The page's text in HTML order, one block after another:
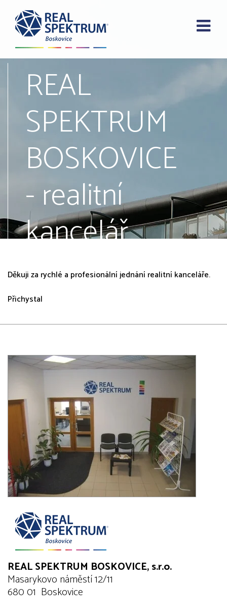
REAL
SPEKTRUM
BOSKOVICE
- realitní
kancelář,
správa
nemovitostí
Děkuji za rychlé a profesionální jednání realitní kanceláře.
Přichystal
REAL SPEKTRUM BOSKOVICE, s.r.o.
Masarykovo náměstí 12/11
680 01 Boskovice